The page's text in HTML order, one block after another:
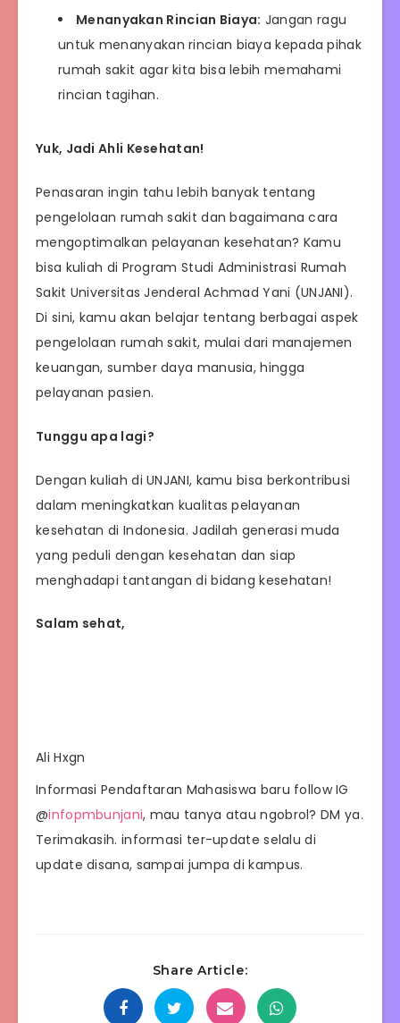
Menanyakan Rincian Biaya: Jangan ragu
untuk menanyakan rincian biaya kepada pihak
rumah sakit agar kita bisa lebih memahami
rincian tagihan.
Yuk, Jadi Ahli Kesehatan!
Penasaran ingin tahu lebih banyak tentang
pengelolaan rumah sakit dan bagaimana cara
mengoptimalkan pelayanan kesehatan? Kamu
bisa kuliah di Program Studi Administrasi Rumah
Sakit Universitas Jenderal Achmad Yani (UNJANI).
Di sini, kamu akan belajar tentang berbagai aspek
pengelolaan rumah sakit, mulai dari manajemen
keuangan, sumber daya manusia, hingga
pelayanan pasien.
Tunggu apa lagi?
Dengan kuliah di UNJANI, kamu bisa berkontribusi
dalam meningkatkan kualitas pelayanan
kesehatan di Indonesia. Jadilah generasi muda
yang peduli dengan kesehatan dan siap
menghadapi tantangan di bidang kesehatan!
Salam sehat,
Ali Hxgn
Informasi Pendaftaran Mahasiswa baru follow IG
@infopmbunjani, mau tanya atau ngobrol? DM ya.
Terimakasih. informasi ter-update selalu di
update disana, sampai jumpa di kampus.
Share Article: